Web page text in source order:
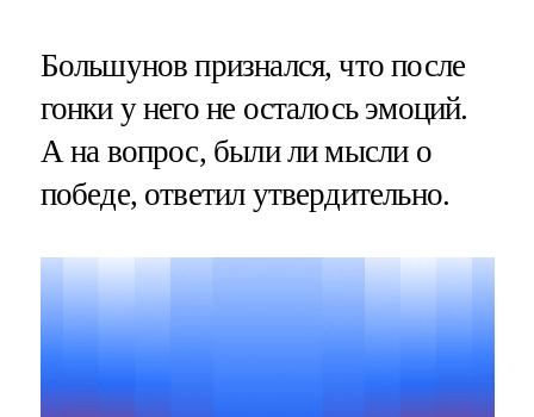
Большунов признался, что после
гонки у него не осталось эмоций.
А на вопрос, были ли мысли о
победе, ответил утвердительно.